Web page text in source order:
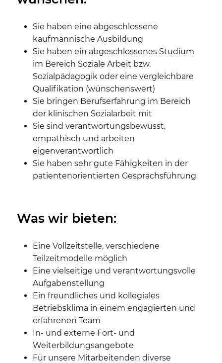
Sie haben eine abgeschlossene
kaufmännische Ausbildung
Sie haben ein abgeschlossenes Studium
im Bereich Soziale Arbeit bzw.
Sozialpädagogik oder eine vergleichbare
Qualifikation (wünschenswert)
Sie bringen Berufserfahrung im Bereich
der klinischen Sozialarbeit mit
Sie sind verantwortungsbewusst,
empathisch und arbeiten
eigenverantwortlich
Sie haben sehr gute Fähigkeiten in der
patientenorientierten Gesprächsführung
Was wir bieten:
Eine Vollzeitstelle, verschiedene
Teilzeitmodelle möglich
Eine vielseitige und verantwortungsvolle
Aufgabenstellung
Ein freundliches und kollegiales
Betriebsklima in einem engagierten und
erfahrenen Team
In- und externe Fort- und
Weiterbildungsangebote
Für unsere Mitarbeitenden diverse